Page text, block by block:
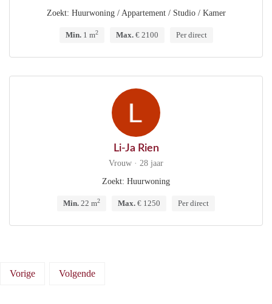
Zoekt: Huurwoning / Appartement / Studio / Kamer
Min.1 m2 Max.€ 2100 Per direct
Li-Ja Rien
Vrouw · 28 jaar
Zoekt: Huurwoning
Min. 22 m2 Max. € 1250 Per direct
Vorige Volgende